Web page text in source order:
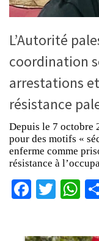
L’Autorité
coordination
arrestations
résistance
Depuis le 7 octobre
pour des motifs «
enferme comme
résistance à